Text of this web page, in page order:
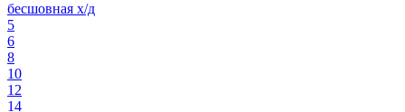
бесшовная х/д
5
6
8
10
12
14